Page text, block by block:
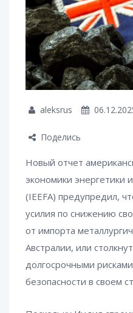
aleksrus
Поделись
Новый отчет
экономики энергетики
(IEEFA) предупредил,
усилия по снижению
от импорта
Австралии, или
долгосрочными
безопасности в своем